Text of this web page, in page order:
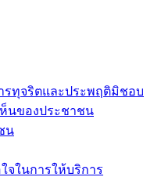
ารทุจริตและประพฤติมิชอบ
นของประชาชน
น
จในการให้บริการ